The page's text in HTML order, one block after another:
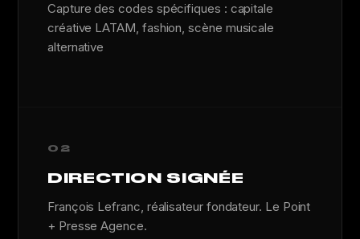
Capture des codes spécifiques : capitale
créative LATAM, fashion, scène musicale
alternative
02
DIRECTION SIGNÉE
François Lefranc, réalisateur fondateur. Le Point
+ Presse Agence.